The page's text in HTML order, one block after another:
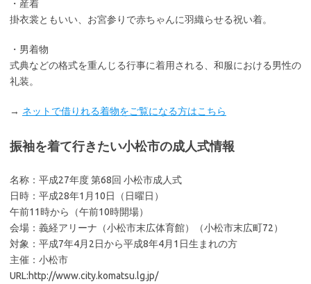
・産着
掛衣裳ともいい、お宮参りで赤ちゃんに羽織らせる祝い着。
・男着物
式典などの格式を重んじる行事に着用される、和服における男性の
礼装。
→ ネットで借りれる着物をご覧になる方はこちら
振袖を着て行きたい小松市の成人式情報
名称：平成27年度 第68回 小松市成人式
日時：平成28年1月10日（日曜日）
午前11時から（午前10時開場）
会場：義経アリーナ（小松市末広体育館）（小松市末広町72）
対象：平成7年4月2日から平成8年4月1日生まれの方
主催：小松市
URL:http://www.city.komatsu.lg.jp/